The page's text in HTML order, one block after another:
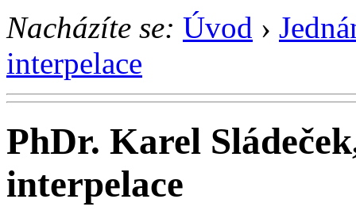
Nacházíte se: Úvod ›
interpelace
PhDr. Karel
interpelace